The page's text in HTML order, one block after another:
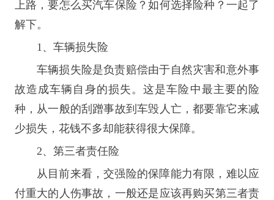
上路，要怎么买汽车保险？如何选择险种？一起了
解下。
1、 车辆损失险
车辆损失险是负责赔偿由于自然灾害和意外事
故造成车辆自身的损失。这是车险 中最主要的险
种，从一般的刮蹭事故到车毁人亡，都要靠它来减
少损失，花钱不多却能获得很大保障。
2、 第三者责任险
从目前来看，交强险的保障能力有限，难以应
付重大的人伤事故，一般还是应该再购买第三者责